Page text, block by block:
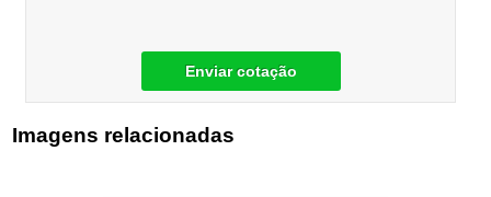
Enviar cotação
Imagens relacionadas